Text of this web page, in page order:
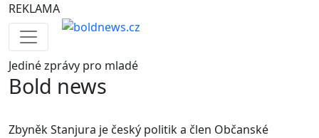
REKLAMA
Jedinézprávy pro mladé
Bold news
Zbyněk Stanjura je český politik a člen Občanské